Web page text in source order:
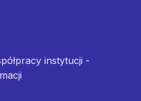
instytucji -